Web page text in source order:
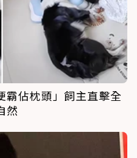
霸佔枕頭」飼主直擊全
然